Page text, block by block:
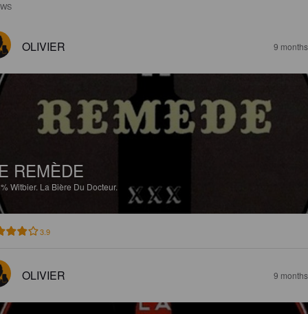
OLIVIER 9
REMÈDE
Witbier. La Bière Du Docteur.
3.9
OLIVIER 9